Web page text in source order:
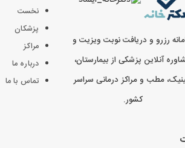
رزرو و دریافت نوبت ویزیت و
آنلاین پزشکی از بیمارستان،
مطب و مراکز درمانی سراسر
کشور.
نخست
پزشکان
مراکز
درباره ما
تماس با ما